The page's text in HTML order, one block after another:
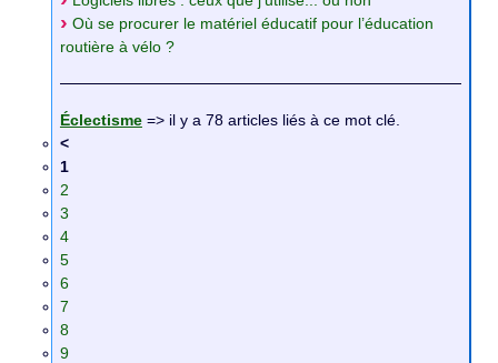
Où se procurer le matériel éducatif pour l’éducation
routière à vélo ?
Éclectisme=> il y a 78 articles liés à ce mot clé.
<
1
2
3
4
5
6
7
8
9